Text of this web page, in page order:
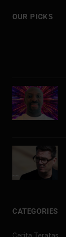
OUR PICKS
CATEGORIES
Cerita Teratas